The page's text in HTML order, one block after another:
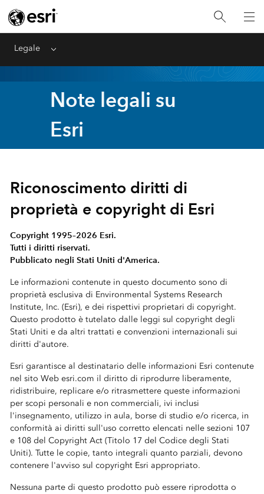
Legale Menu
Note legali su
Esri
Riconoscimento diritti di
proprietà e copyright di Esri
Copyright 1995–2026 Esri.
Tutti i diritti riservati.
Pubblicato negli Stati Uniti d'America.
Le informazioni contenute in questo documento sono di
proprietà esclusiva di Environmental Systems Research
Institute, Inc. (Esri), e dei rispettivi proprietari di copyright.
Questo prodotto è tutelato dalle leggi sul copyright degli
Stati Uniti e da altri trattati e convenzioni internazionali sui
diritti d'autore.
Esri garantisce al destinatario delle informazioni Esri contenute
nel sito Web esri.com il diritto di riprodurre liberamente,
ridistribuire, replicare e/o ritrasmettere queste informazioni
per scopi personali e non commerciali, ivi inclusi
l'insegnamento, utilizzo in aula, borse di studio e/o ricerca, in
conformità ai diritti sull'uso corretto elencati nelle sezioni 107
e 108 del Copyright Act (Titolo 17 del Codice degli Stati
Uniti). Tutte le copie, tanto integrali quanto parziali, devono
contenere l'avviso sul copyright Esri appropriato.
Nessuna parte di questo prodotto può essere riprodotta o